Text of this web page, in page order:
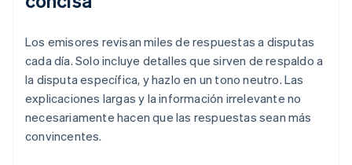
Los emisores revisan miles de respuestas a disputas
cada día. Solo incluye detalles que sirven de respaldo a
la disputa específica, y hazlo en un tono neutro. Las
explicaciones largas y la información irrelevante no
necesariamente hacen que las respuestas sean más
convincentes.